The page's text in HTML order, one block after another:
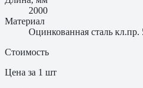
2000
Материал
Оцинкованная сталь кл.пр.
Стоимость
Цена за 1 шт